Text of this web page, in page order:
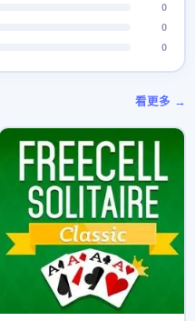
0
0
0
看更多 →